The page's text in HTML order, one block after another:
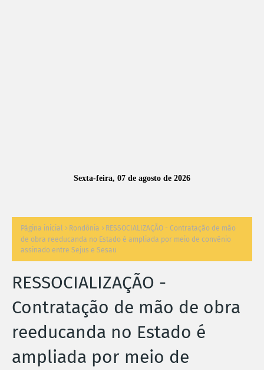
Sexta-feira, 07 de agosto de 2026
Página inicial Rondônia
RESSOCIALIZAÇÃO - Contratação de mão
de obra reeducanda no Estado é ampliada por meio de convênio
assinado entre Sejus e Sesau
RESSOCIALIZAÇÃO -
Contratação de mão de obra
reeducanda no Estado é
ampliada por meio de